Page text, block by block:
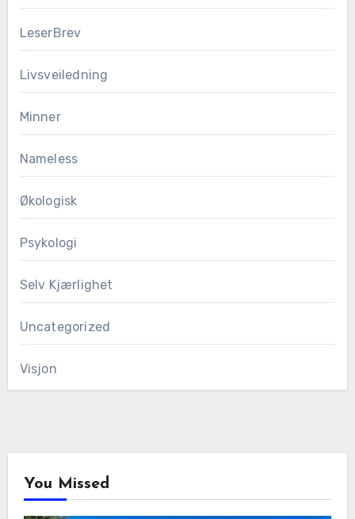
LeserBrev
Livsveiledning
Minner
Nameless
Økologisk
Psykologi
Selv Kjærlighet
Uncategorized
Visjon
You Missed